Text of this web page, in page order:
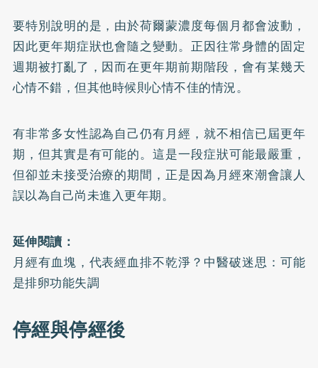
要特別說明的是，由於荷爾蒙濃度每個月都會波動，
因此更年期症狀也會隨之變動。正因往常身體的固定
週期被打亂了，因而在更年期前期階段，會有某幾天
心情不錯，但其他時候則心情不佳的情況。
有非常多女性認為自己仍有月經，就不相信已屆更年
期，但其實是有可能的。這是一段症狀可能最嚴重，
但卻並未接受治療的期間，正是因為月經來潮會讓人
誤以為自己尚未進入更年期。
延伸閱讀：
月經有血塊，代表經血排不乾淨？中醫破迷思：可能
是排卵功能失調
停經與停經後